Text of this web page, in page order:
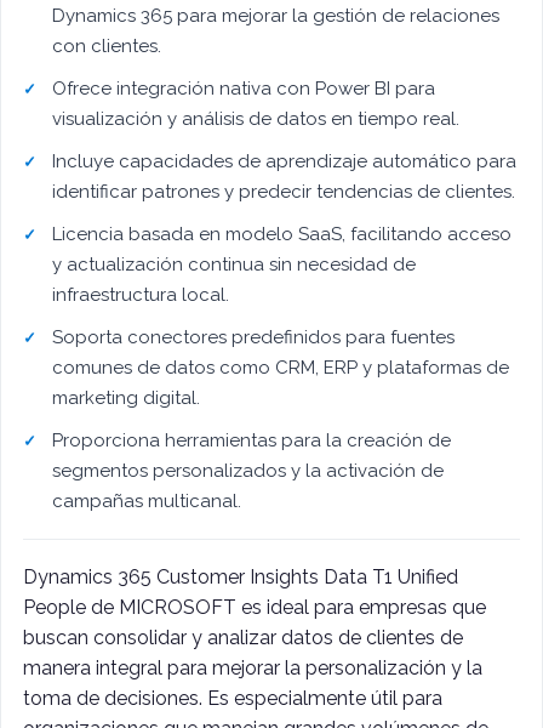
Dynamics 365 para mejorar la gestión de relaciones
con clientes.
Ofrece integración nativa con Power BI para
visualización y análisis de datos en tiempo real.
Incluye capacidades de aprendizaje automático para
identificar patrones y predecir tendencias de clientes.
Licencia basada en modelo SaaS, facilitando acceso
y actualización continua sin necesidad de
infraestructura local.
Soporta conectores predefinidos para fuentes
comunes de datos como CRM, ERP y plataformas de
marketing digital.
Proporciona herramientas para la creación de
segmentos personalizados y la activación de
campañas multicanal.
Dynamics 365 Customer Insights Data T1 Unified
People de MICROSOFT es ideal para empresas que
buscan consolidar y analizar datos de clientes de
manera integral para mejorar la personalización y la
toma de decisiones. Es especialmente útil para